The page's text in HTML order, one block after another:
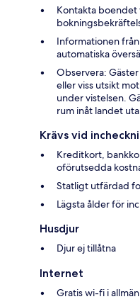
Kontakta
Informationen
automatiska
Observera:
eller viss utsikt
under vistelsen.
rum inåt landet
Krävs vid
Kreditkort,
oförutsedda
Statligt utfärdad
Lägsta ålder för
Husdjur
Djur ej tillåtna
Internet
Gratis wi-fi i